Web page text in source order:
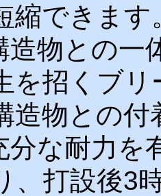
縮できます
物との一
を招くブ
造物との
な耐力を
、打設後3